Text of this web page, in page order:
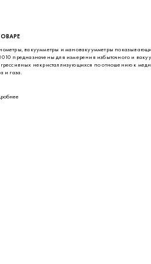
вакуумметры и мановакуумметры
предназначены для измерения избыточного и
некристаллизующихся по отношению к